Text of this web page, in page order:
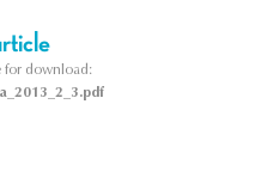
for download: